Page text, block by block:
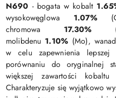
N690 - bogata w kobalt
wysokowęglowa
1.07%
chromowa
17.30%
molibdenu 1.10% (Mo),
w celu zapewnienia
porównaniu do oryginalnej
większej zawartości
Charakteryzuje się wyjątkowo